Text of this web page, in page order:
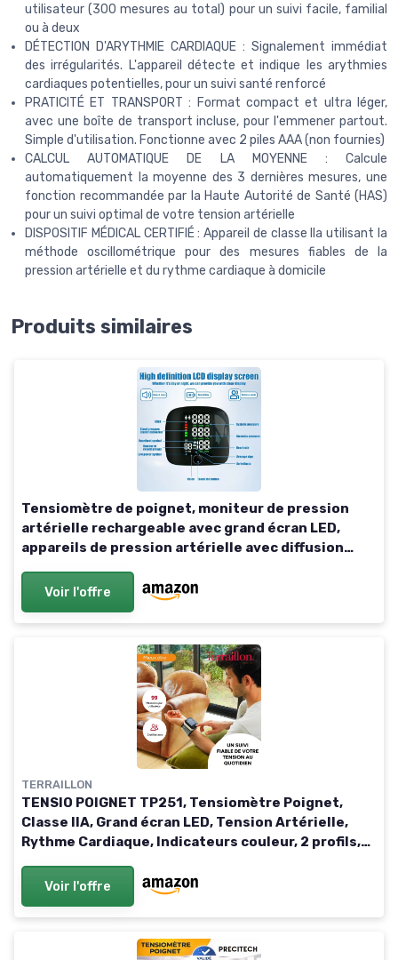
utilisateur (300 mesures au total) pour un suivi facile, familial
ou à deux
DÉTECTION D'ARYTHMIE CARDIAQUE : Signalement immédiat
des irrégularités. L'appareil détecte et indique les arythmies
cardiaques potentielles, pour un suivi santé renforcé
PRATICITÉ ET TRANSPORT : Format compact et ultra léger,
avec une boîte de transport incluse, pour l'emmener partout.
Simple d'utilisation. Fonctionne avec 2 piles AAA (non fournies)
CALCUL AUTOMATIQUE DE LA MOYENNE : Calcule
automatiquement la moyenne des 3 dernières mesures, une
fonction recommandée par la Haute Autorité de Santé (HAS)
pour un suivi optimal de votre tension artérielle
DISPOSITIF MÉDICAL CERTIFIÉ : Appareil de classe IIa utilisant la
méthode oscillométrique pour des mesures fiables de la
pression artérielle et du rythme cardiaque à domicile
Produits similaires
Tensiomètre de poignet, moniteur de pression
artérielle rechargeable avec grand écran LED,
appareils de pression artérielle avec diffusion
personnes âgées à la
Voir l'offre
TERRAILLON
TENSIO POIGNET TP251, Tensiomètre Poignet,
Classe IIA, Grand écran LED, Tension Artérielle,
Rythme Cardiaque, Indicateurs couleur, 2 profils,
Voir l'offre